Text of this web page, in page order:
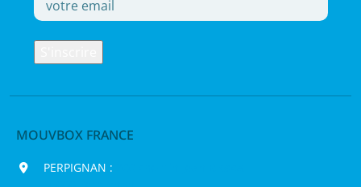
MOUVBOX FRANCE
PERPIGNAN :